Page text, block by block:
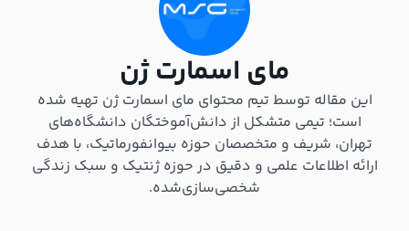
مای اسمارت ژن
این مقاله توسط تیم محتوای مای اسمارت ژن تهیه شده
است؛ تیمی متشکل از دانش‌آموختگان دانشگاه‌های
تهران، شریف و متخصصان حوزه بیوانفورماتیک، با هدف
ارائه اطلاعات علمی و دقیق در حوزه ژنتیک و سبک زندگی
شخصی‌سازی‌شده.